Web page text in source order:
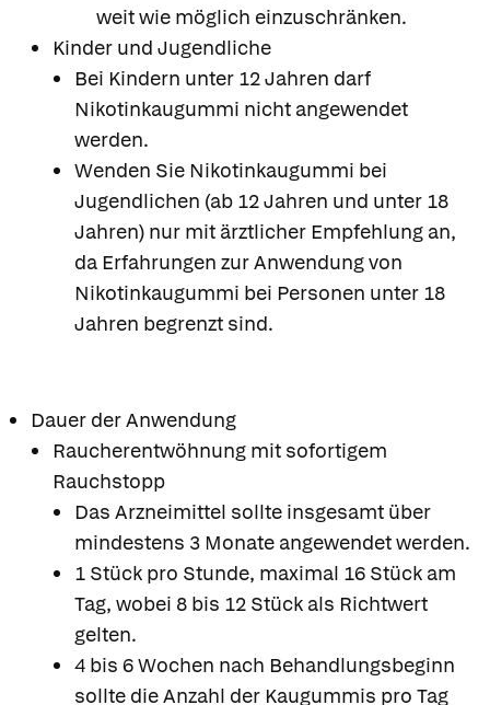
weit wie möglich einzuschränken.
Kinder und Jugendliche
Bei Kindern unter 12 Jahren darf
Nikotinkaugummi nicht angewendet
werden.
Wenden Sie Nikotinkaugummi bei
Jugendlichen (ab 12 Jahren und unter 18
Jahren) nur mit ärztlicher Empfehlung an,
da Erfahrungen zur Anwendung von
Nikotinkaugummi bei Personen unter 18
Jahren begrenzt sind.
Dauer der Anwendung
Raucherentwöhnung mit sofortigem
Rauchstopp
Das Arzneimittel sollte insgesamt über
mindestens 3 Monate angewendet werden.
1 Stück pro Stunde, maximal 16 Stück am
Tag, wobei 8 bis 12 Stück als Richtwert
gelten.
4 bis 6 Wochen nach Behandlungsbeginn
sollte die Anzahl der Kaugummis pro Tag